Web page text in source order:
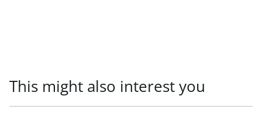
This might also interest you